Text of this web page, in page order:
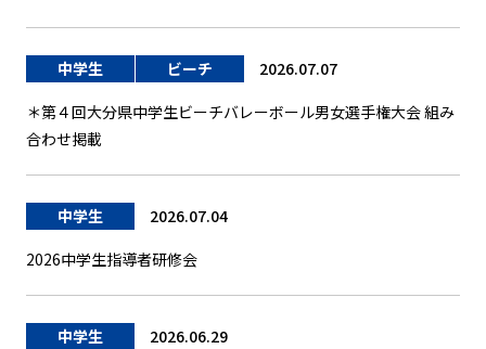
中学生 ビーチ 2026.07.07
＊第４回大分県中学生ビーチバレーボール男女選手権大会 組み
合わせ掲載
中学生 2026.07.04
2026中学生指導者研修会
中学生 2026.06.29